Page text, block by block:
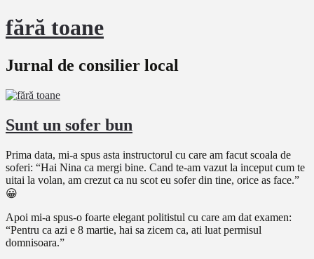
fără toane
Jurnal de consilier local
Sunt un sofer bun
Prima data, mi-a spus asta instructorul cu care am facut scoala de
soferi: “Hai Nina ca mergi bine. Cand te-am vazut la inceput cum te
uitai la volan, am crezut ca nu scot eu sofer din tine, orice as face.”
😀
Apoi mi-a spus-o foarte elegant politistul cu care am dat examen:
“Pentru ca azi e 8 martie, hai sa zicem ca, ati luat permisul
domnisoara.”